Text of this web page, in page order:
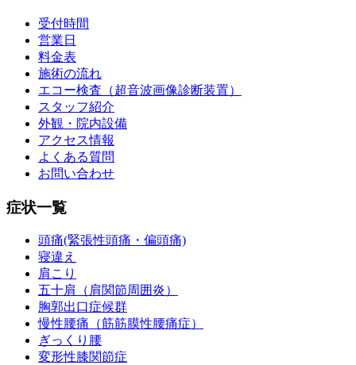
受付時間
営業日
料金表
施術の流れ
エコー検査（超音波画像診断装置）
スタッフ紹介
外観・院内設備
アクセス情報
よくある質問
お問い合わせ
症状一覧
頭痛(緊張性頭痛・偏頭痛)
寝違え
肩こり
五十肩（肩関節周囲炎）
胸郭出口症候群
慢性腰痛（筋筋膜性腰痛症）
ぎっくり腰
変形性膝関節症